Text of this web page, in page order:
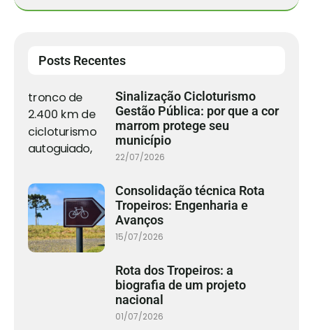
Posts Recentes
Sinalização Cicloturismo
Gestão Pública: por que a cor
marrom protege seu
município
22/07/2026
Consolidação técnica Rota
Tropeiros: Engenharia e
Avanços
15/07/2026
Rota dos Tropeiros: a
biografia de um projeto
nacional
01/07/2026